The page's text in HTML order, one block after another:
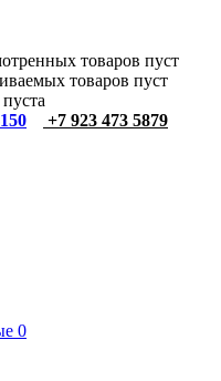
товаров пуст
товаров пуст
+7 923 473 5879
0